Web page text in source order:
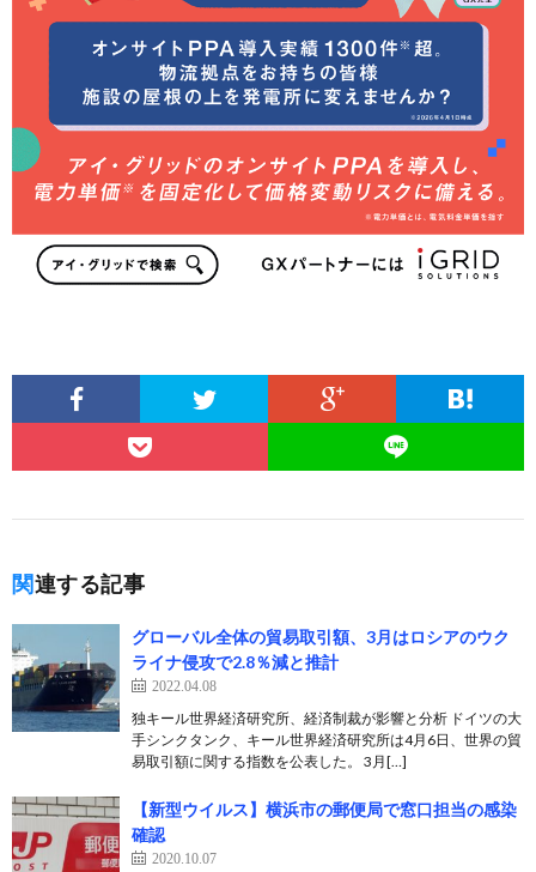
関連する記事
グローバル全体の貿易取引額、3月はロシアのウク
ライナ侵攻で2.8％減と推計
2022.04.08
独キール世界経済研究所、経済制裁が影響と分析 ドイツの大
手シンクタンク、キール世界経済研究所は4月6日、世界の貿
易取引額に関する指数を公表した。 3月[…]
【新型ウイルス】横浜市の郵便局で窓口担当の感染
確認
2020.10.07